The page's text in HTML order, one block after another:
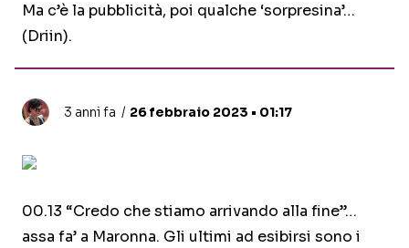
Ma c’è la pubblicità, poi qualche ‘sorpresina’…
(Driin).
3 anni fa 26 febbraio 2023 • 01:17
00.13 “Credo che stiamo arrivando alla fine”…
assa fa’ a Maronna. Gli ultimi ad esibirsi sono i